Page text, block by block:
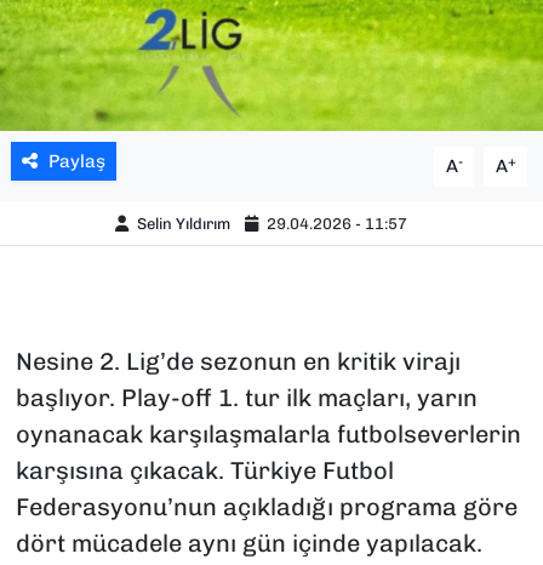
Paylaş A- A+
Selin Yıldırım 29.04.2026 - 11:57
Nesine 2. Lig’de sezonun en kritik virajı
başlıyor. Play-off 1. tur ilk maçları, yarın
oynanacak karşılaşmalarla futbolseverlerin
karşısına çıkacak. Türkiye Futbol
Federasyonu’nun açıkladığı programa göre
dört mücadele aynı gün içinde yapılacak.
YAŞAM
YEREL YÖNETİMLER